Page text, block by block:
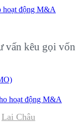
hoạt động M&A
hoạt động M&A
gọi vốn đầu
Lai Châu